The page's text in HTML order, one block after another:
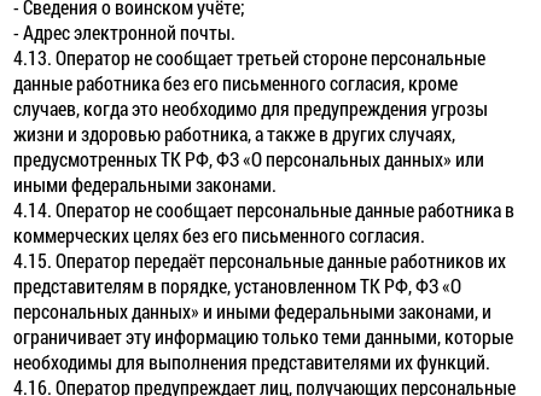
- Сведения о воинском учёте;
- Адрес электронной почты.
4.13. Оператор не сообщает третьей стороне персональные
данные работника без его письменного согласия, кроме
случаев, когда это необходимо для предупреждения угрозы
жизни и здоровью работника, а также в других случаях,
предусмотренных ТК РФ, ФЗ «О персональных данных» или
иными федеральными законами.
4.14. Оператор не сообщает персональные данные работника в
коммерческих целях без его письменного согласия.
4.15. Оператор передаёт персональные данные работников их
представителям в порядке, установленном ТК РФ, ФЗ «О
персональных данных» и иными федеральными законами, и
ограничивает эту информацию только теми данными, которые
необходимы для выполнения представителями их функций.
4.16. Оператор предупреждает лиц, получающих персональные